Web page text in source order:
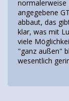
normalerweise
angegebene
abbaut, das
klar, was mit
viele
"ganz außen"
wesentlich